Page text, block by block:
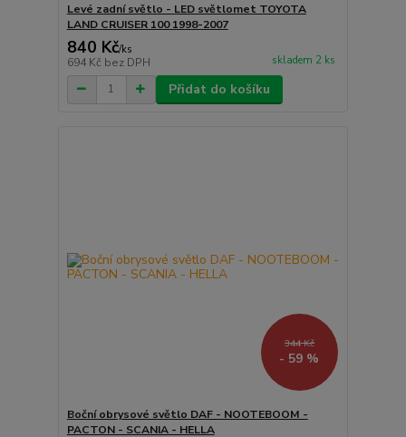
Levé zadní světlo - LED světlomet TOYOTA
LAND CRUISER 100 1998-2007
840 Kč/ks
694 Kč bez DPH skladem 2 ks
Přidat do košíku
344 Kč
- 59 %
Boční obrysové světlo DAF - NOOTEBOOM -
PACTON - SCANIA - HELLA